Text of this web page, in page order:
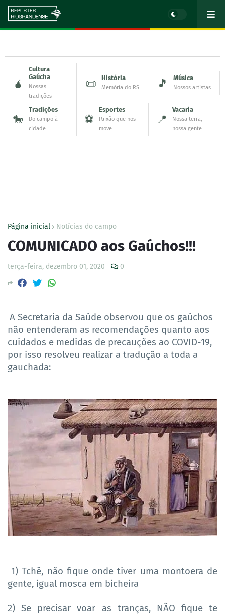
🧉
Cultura
Gaúcha
Nossas
tradições
📜 História
Memória do RS 🎵 Música
Nossos artistas
🐎
Tradições
Do campo à
cidade
⚽
Esportes
Paixão que nos
move
📍
Vacaria
Nossa terra,
nossa gente
Página inicial Notícias do campo
COMUNICADO aos Gaúchos!!!
terça-feira, dezembro 01, 2020 0
A Secretaria da Saúde observou que os gaúchos
não entenderam as recomendações quanto aos
cuidados e medidas de precauções ao COVID-19,
por isso resolveu realizar a tradução a toda a
gauchada:
1) Tchê, não fique onde tiver uma montoera de
gente, igual mosca em bicheira
2) Se precisar voar as tranças, NÃO fique te